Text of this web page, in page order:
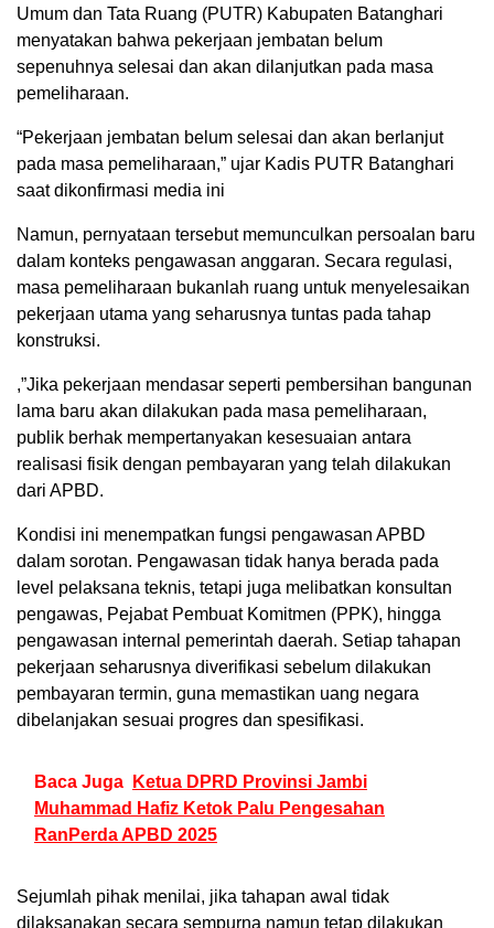
Umum dan Tata Ruang (PUTR) Kabupaten Batanghari
menyatakan bahwa pekerjaan jembatan belum
sepenuhnya selesai dan akan dilanjutkan pada masa
pemeliharaan.
“Pekerjaan jembatan belum selesai dan akan berlanjut
pada masa pemeliharaan,” ujar Kadis PUTR Batanghari
saat dikonfirmasi media ini
Namun, pernyataan tersebut memunculkan persoalan baru
dalam konteks pengawasan anggaran. Secara regulasi,
masa pemeliharaan bukanlah ruang untuk menyelesaikan
pekerjaan utama yang seharusnya tuntas pada tahap
konstruksi.
,”Jika pekerjaan mendasar seperti pembersihan bangunan
lama baru akan dilakukan pada masa pemeliharaan,
publik berhak mempertanyakan kesesuaian antara
realisasi fisik dengan pembayaran yang telah dilakukan
dari APBD.
Kondisi ini menempatkan fungsi pengawasan APBD
dalam sorotan. Pengawasan tidak hanya berada pada
level pelaksana teknis, tetapi juga melibatkan konsultan
pengawas, Pejabat Pembuat Komitmen (PPK), hingga
pengawasan internal pemerintah daerah. Setiap tahapan
pekerjaan seharusnya diverifikasi sebelum dilakukan
pembayaran termin, guna memastikan uang negara
dibelanjakan sesuai progres dan spesifikasi.
Baca Juga
Ketua DPRD Provinsi Jambi
Muhammad Hafiz Ketok Palu Pengesahan
RanPerda APBD 2025
Sejumlah pihak menilai, jika tahapan awal tidak
dilaksanakan secara sempurna namun tetap dilakukan